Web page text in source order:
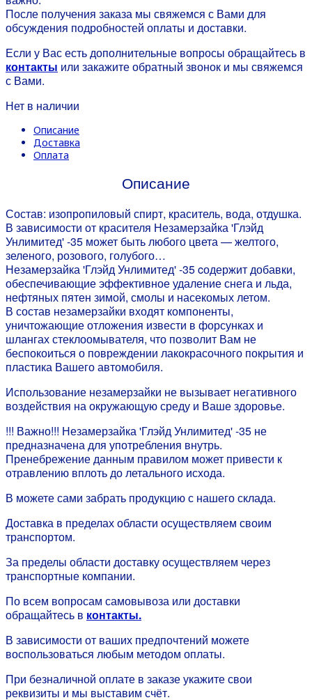
После получения заказа мы свяжемся с Вами для
обсуждения подробностей оплаты и доставки.
Если у Вас есть дополнительные вопросы обращайтесь в
контакты или закажите обратный звонок и мы свяжемся
с Вами.
Нет в наличии
Описание
Доставка
Оплата
Описание
Состав: изопропиловый спирт, краситель, вода, отдушка.
В зависимости от красителя Незамерзайка 'Глэйд
Унлимитед' -35 может быть любого цвета — желтого,
зеленого, розового, голубого…
Незамерзайка 'Глэйд Унлимитед' -35 cодержит добавки,
обеспечивающие эффективное удаление снега и льда,
нефтяных пятен зимой, смолы и насекомых летом.
В состав незамерзайки входят компоненты,
уничтожающие отложения извести в форсунках и
шлангах стеклоомывателя, что позволит Вам не
беспокоиться о повреждении лакокрасочного покрытия и
пластика Вашего автомобиля.
Использование незамерзайки не вызывает негативного
воздействия на окружающую среду и Ваше здоровье.
!!! Важно!!! Незамерзайка 'Глэйд Унлимитед' -35 не
предназначена для употребления внутрь.
Пренебрежение данным правилом может привести к
отравлению вплоть до летального исхода.
В можете сами забрать продукцию с нашего склада.
Доставка в пределах области осуществляем своим
транспортом.
За пределы области доставку осуществляем через
транспортные компании.
По всем вопросам самовывоза или доставки
обращайтесь в контакты.
В зависимости от ваших предпочтений можете
воспользоваться любым методом оплаты.
При безналичной оплате в заказе укажите свои
реквизиты и мы выставим счёт.